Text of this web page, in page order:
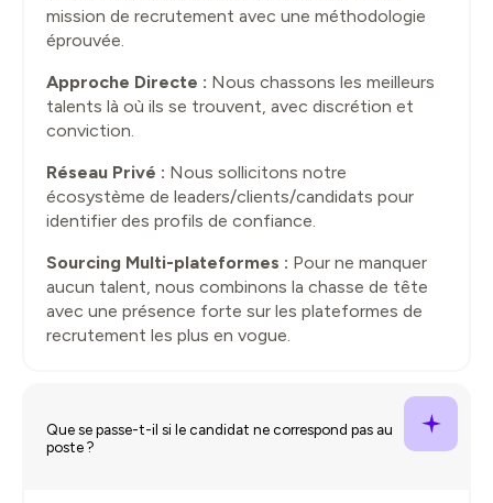
mission de recrutement avec une méthodologie
éprouvée.
Approche Directe : Nous chassons les meilleurs
talents là où ils se trouvent, avec discrétion et
conviction.
Réseau Privé : Nous sollicitons notre
écosystème de leaders/clients/candidats pour
identifier des profils de confiance.
Sourcing Multi-plateformes : Pour ne manquer
aucun talent, nous combinons la chasse de tête
avec une présence forte sur les plateformes de
recrutement les plus en vogue.
Que se passe-t-il si le candidat ne correspond pas au
poste ?